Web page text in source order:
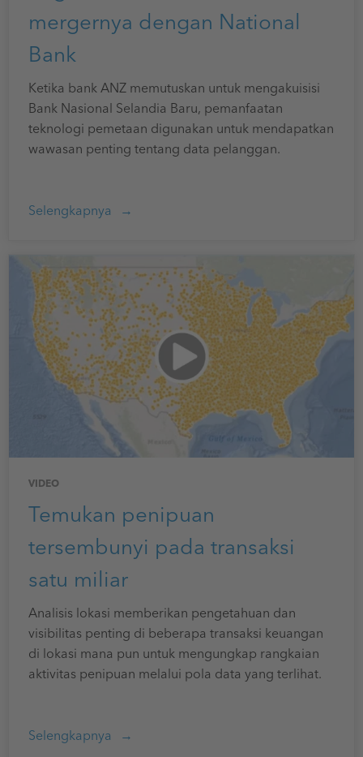
mergernya dengan National
Bank
Ketika bank ANZ memutuskan untuk mengakuisisi
Bank Nasional Selandia Baru, pemanfaatan
teknologi pemetaan digunakan untuk mendapatkan
wawasan penting tentang data pelanggan.
Selengkapnya
VIDEO
Temukan penipuan
tersembunyi pada transaksi
satu miliar
Analisis lokasi memberikan pengetahuan dan
visibilitas penting di beberapa transaksi keuangan
di lokasi mana pun untuk mengungkap rangkaian
aktivitas penipuan melalui pola data yang terlihat.
Selengkapnya